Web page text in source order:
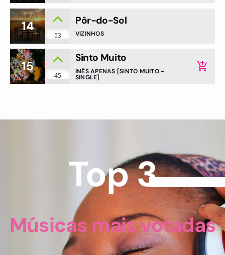
14
53
Pôr-do-Sol
VIZINHOS
15
45
Sinto Muito
INÊS APENAS [SINTO MUITO -
SINGLE]
add_shopping_cart
Top 3
Músicas mais votadas